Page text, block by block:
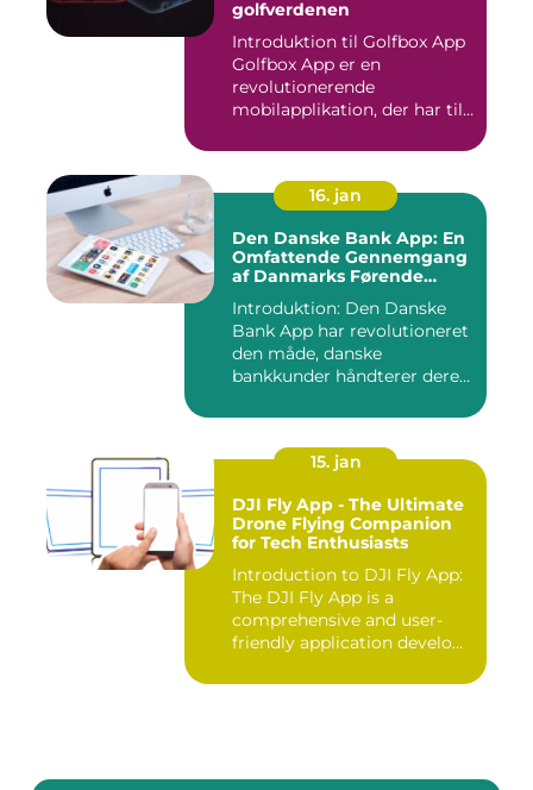
golfverdenen
Introduktion til Golfbox App
Golfbox App er en
revolutionerende
mobilapplikation, der har til
16. jan
Den Danske Bank App: En
Omfattende Gennemgang
af Danmarks Førende
Introduktion: Den Danske
Bank App har revolutioneret
den måde, danske
bankkunder håndterer deres
15. jan
DJI Fly App - The Ultimate
Drone Flying Companion
for Tech Enthusiasts
Introduction to DJI Fly App:
The DJI Fly App is a
comprehensive and user-
friendly application develo...